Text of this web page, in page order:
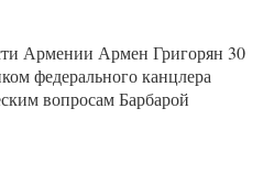
Армении Армен Григорян 30
федерального канцлера
вопросам Барбарой